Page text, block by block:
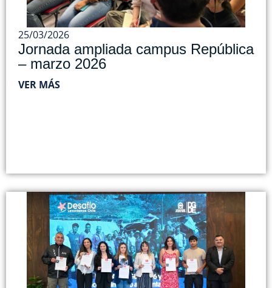
25/03/2026
Jornada ampliada campus República
– marzo 2026
VER MÁS